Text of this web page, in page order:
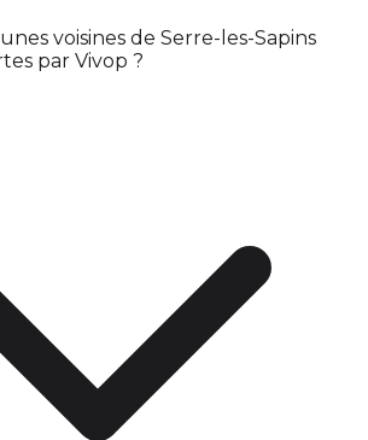
voisines de Serre-les-Sapins
par Vivop ?